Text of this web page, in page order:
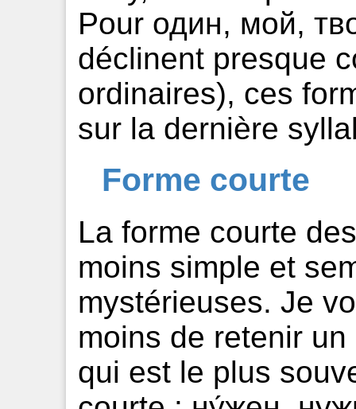
Pour один, мой,
déclinent presque
ordinaires), ces
sur la dernière
Forme courte
La forme courte
moins simple et
mystérieuses. Je
moins de retenir
qui est le plus